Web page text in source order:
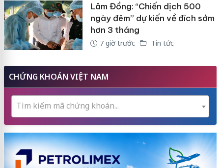
Lâm Đồng: “Chiến dịch 500
ngày đêm” dự kiến về đích sớm
hơn 3 tháng
7 giờ trước Tin tức
CHỨNG KHOÁN VIỆT NAM
Tìm kiếm mã chứng khoán...